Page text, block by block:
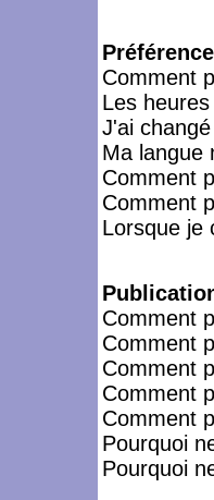
Comment
Les
J'ai
Ma langue
Comment
Comment
Lorsque je
Comment
Comment
Comment
Comment
Comment
Pourquoi
Pourquoi